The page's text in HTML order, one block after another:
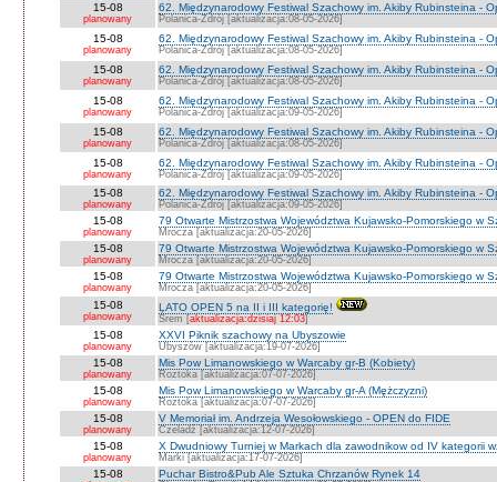
15-08
planowany
62. Międzynarodowy Festiwal Szachowy im. Akiby Rubinsteina -
Polanica-Zdrój [aktualizacja:08-05-2026]
15-08
planowany
62. Międzynarodowy Festiwal Szachowy im. Akiby Rubinsteina -
Polanica-Zdrój [aktualizacja:08-05-2026]
15-08
planowany
62. Międzynarodowy Festiwal Szachowy im. Akiby Rubinsteina -
Polanica-Zdrój [aktualizacja:08-05-2026]
15-08
planowany
62. Międzynarodowy Festiwal Szachowy im. Akiby Rubinsteina -
Polanica-Zdrój [aktualizacja:09-05-2026]
15-08
planowany
62. Międzynarodowy Festiwal Szachowy im. Akiby Rubinsteina -
Polanica-Zdrój [aktualizacja:08-05-2026]
15-08
planowany
62. Międzynarodowy Festiwal Szachowy im. Akiby Rubinsteina -
Polanica-Zdrój [aktualizacja:09-05-2026]
15-08
planowany
62. Międzynarodowy Festiwal Szachowy im. Akiby Rubinsteina -
Polanica-Zdrój [aktualizacja:09-05-2026]
15-08
planowany
79 Otwarte Mistrzostwa Województwa Kujawsko-Pomorskiego w
Mrocza [aktualizacja:20-05-2026]
15-08
planowany
79 Otwarte Mistrzostwa Województwa Kujawsko-Pomorskiego w
Mrocza [aktualizacja:20-05-2026]
15-08
planowany
79 Otwarte Mistrzostwa Województwa Kujawsko-Pomorskiego w
Mrocza [aktualizacja:20-05-2026]
15-08
planowany
LATO OPEN 5 na II i III kategorię!
Śrem [aktualizacja:dzisiaj 12:03]
15-08
planowany
XXVI Piknik szachowy na Ubyszowie
Ubyszów [aktualizacja:19-07-2026]
15-08
planowany
Mis Pow Limanowskiego w Warcaby gr-B (Kobiety)
Roztoka [aktualizacja:07-07-2026]
15-08
planowany
Mis Pow Limanowskiego w Warcaby gr-A (Mężczyzni)
Roztoka [aktualizacja:07-07-2026]
15-08
planowany
V Memoriał im. Andrzeja Wesołowskiego - OPEN do FIDE
Czeladź [aktualizacja:12-07-2026]
15-08
planowany
X Dwudniowy Turniej w Markach dla zawodnikow od IV kategorii
Marki [aktualizacja:17-07-2026]
15-08 Puchar Bistro&Pub Ale Sztuka Chrzanów Rynek 14